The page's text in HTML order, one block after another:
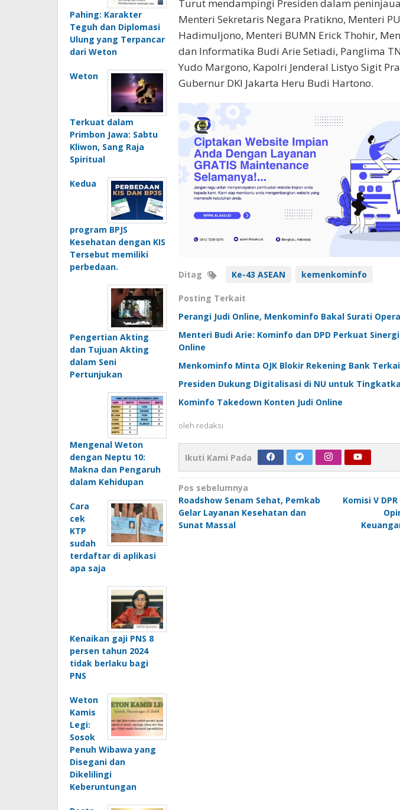
Pahing: Karakter
Teguh dan Diplomasi
Ulung yang Terpancar
dari Weton
Weton
Terkuat dalam
Primbon Jawa: Sabtu
Kliwon, Sang Raja
Spiritual
Kedua
program BPJS
Kesehatan dengan KIS
Tersebut memiliki
perbedaan.
Pengertian Akting
dan Tujuan Akting
dalam Seni
Pertunjukan
Mengenal Weton
dengan Neptu 10:
Makna dan Pengaruh
dalam Kehidupan
Cara
cek
KTP
sudah
terdaftar di aplikasi
apa saja
Kenaikan gaji PNS 8
persen tahun 2024
tidak berlaku bagi
PNS
Weton
Kamis
Legi:
Sosok
Penuh Wibawa yang
Disegani dan
Dikelilingi
Keberuntungan
Turut mendampingi Presiden dalam
Menteri Sekretaris Negara Pratikno, Menteri
Hadimuljono, Menteri BUMN Erick Thohir,
dan Informatika Budi Arie Setiadi, Panglima
Yudo Margono, Kapolri Jenderal Listyo Sigit
Gubernur DKI Jakarta Heru Budi Hartono.
Ditag Ke-43 ASEAN kemenkominfo
Posting Terkait
Perangi Judi Online, Menkominfo Bakal Surati
Menteri Budi Arie: Kominfo dan DPD Perkuat
Online
Menkominfo Minta OJK Blokir Rekening Bank
Presiden Dukung Digitalisasi di NU untuk
Kominfo Takedown Konten Judi Online
oleh redaksi
Ikuti Kami Pada
Navigasi
pos
Pos sebelumnya
Roadshow Senam Sehat, Pemkab
Gelar Layanan Kesehatan dan
Sunat Massal
Komisi V